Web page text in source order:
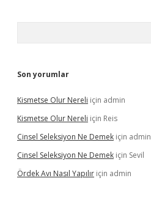
Son yorumlar
Kismetse Olur Nereli için admin
Kismetse Olur Nereli için Reis
Cinsel Seleksiyon Ne Demek için admin
Cinsel Seleksiyon Ne Demek için Sevil
Ördek Avı Nasıl Yapılır için admin